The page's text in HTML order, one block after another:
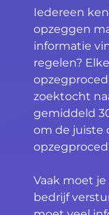
Iedereen
opzeggen
informatie
regelen?
zoektocht
gemiddeld
om de juiste
Vaak moet
bedrijf